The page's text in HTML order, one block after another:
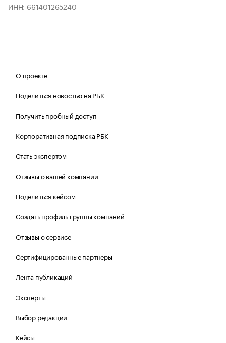
ИНН: 661401265240
О проекте
Поделиться новостью на РБК
Получить пробный доступ
Корпоративная подписка РБК
Стать экспертом
Отзывы о вашей компании
Поделиться кейсом
Создать профиль группы компаний
Отзывы о сервисе
Сертифицированные партнеры
Лента публикаций
Эксперты
Выбор редакции
Кейсы